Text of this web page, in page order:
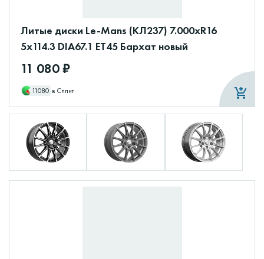
Литые диски Le-Mans (КЛ237) 7.000xR16
5x114.3 DIA67.1 ET45 Бархат новый
11 080 ₽
11080 в Сплит